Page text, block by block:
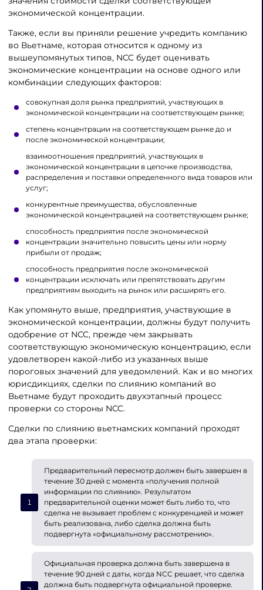
экономической концентрации.
Также, если вы приняли решение учредить компанию
во Вьетнаме, которая относится к одному из
вышеупомянутых типов, NCC будет оценивать
экономические концентрации на основе одного или
комбинации следующих факторов:
совокупная доля рынка предприятий, участвующих в
экономической концентрации на соответствующем рынке;
степень концентрации на соответствующем рынке до и
после экономической концентрации;
взаимоотношения предприятий, участвующих в
экономической концентрации в цепочке производства,
распределения и поставки определенного вида товаров или
услуг;
конкурентные преимущества, обусловленные
экономической концентрацией на соответствующем рынке;
способность предприятия после экономической
концентрации значительно повысить цены или норму
прибыли от продаж;
способность предприятия после экономической
концентрации исключать или препятствовать другим
предприятиям выходить на рынок или расширять его.
Как упомянуто выше, предприятия, участвующие в
экономической концентрации, должны будут получить
одобрение от NCC, прежде чем закрывать
соответствующую экономическую концентрацию, если
удовлетворен какой-либо из указанных выше
пороговых значений для уведомлений. Как и во многих
юрисдикциях, сделки по слиянию компаний во
Вьетнаме будут проходить двухэтапный процесс
проверки со стороны NCC.
Сделки по слиянию вьетнамских компаний проходят
два этапа проверки:
Предварительный пересмотр должен быть завершен в
течение 30 дней с момента «получения полной
информации по слиянию». Результатом
предварительной оценки может быть либо то, что
сделка не вызывает проблем с конкуренцией и может
быть реализована, либо сделка должна быть
подвергнута «официальному рассмотрению».
Официальная проверка должна быть завершена в
течение 90 дней с даты, когда NCC решает, что сделка
должна быть подвергнута официальной проверке.